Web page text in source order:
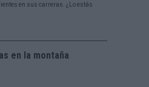
en sus carreras. ¿Lo estás
en la montaña